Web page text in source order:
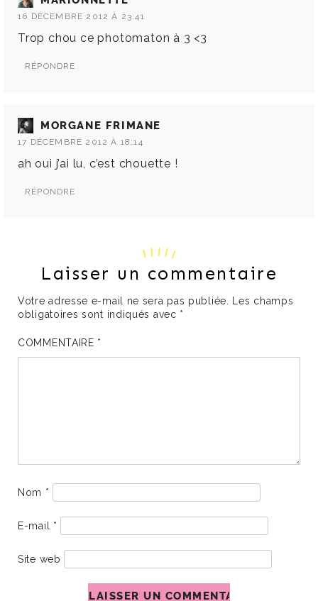
16 DÉCEMBRE 2012 À 23:41
Trop chou ce photomaton à 3 <3
RÉPONDRE
MORGANE FRIMANE
17 DÉCEMBRE 2012 À 18:14
ah oui j’ai lu, c’est chouette !
RÉPONDRE
Laisser un commentaire
Votre adresse e-mail ne sera pas publiée. Les champs
obligatoires sont indiqués avec *
COMMENTAIRE *
Nom *
E-mail *
Site web